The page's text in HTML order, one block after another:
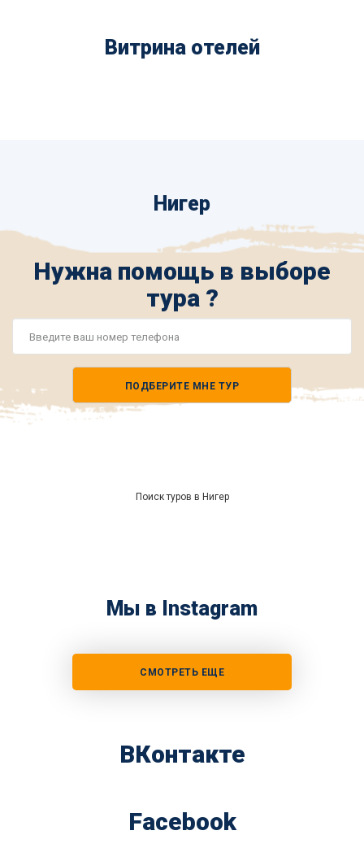
Витрина отелей
Нигер
Нужна помощь в выборе
тура ?
ПОДБЕРИТЕ МНЕ ТУР
Поиск туров в Нигер
Мы в Instagram
СМОТРЕТЬ ЕЩЕ
ВКонтакте
Facebook